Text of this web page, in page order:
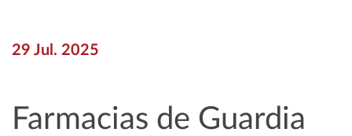
29 Jul. 2025
Farmacias de Guardia